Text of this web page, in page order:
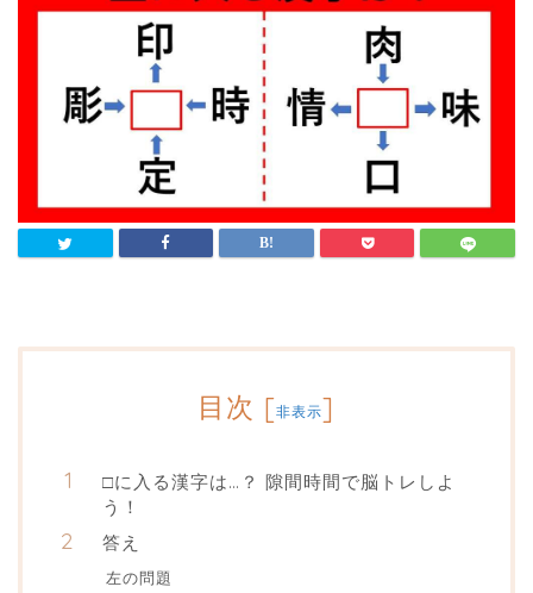
目次 [非表示]
□に入る漢字は…？ 隙間時間で脳トレしよ
う！
答え
左の問題